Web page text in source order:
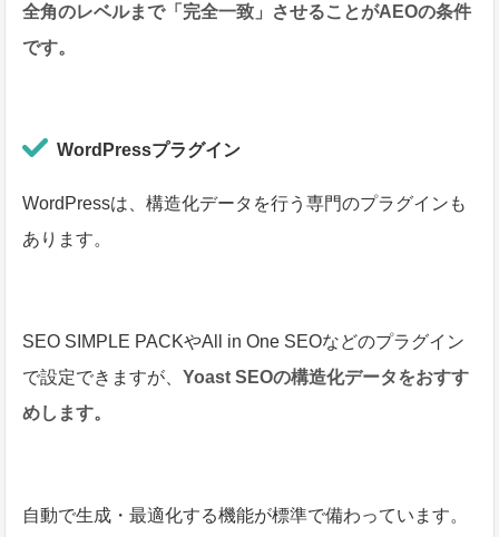
全角のレベルまで「完全一致」させることがAEOの条件
です。
WordPressプラグイン
WordPressは、構造化データを行う専門のプラグインも
あります。
SEO SIMPLE PACKやAll in One SEOなどのプラグイン
で設定できますが、Yoast SEOの構造化データをおすす
めします。
自動で生成・最適化する機能が標準で備わっています。